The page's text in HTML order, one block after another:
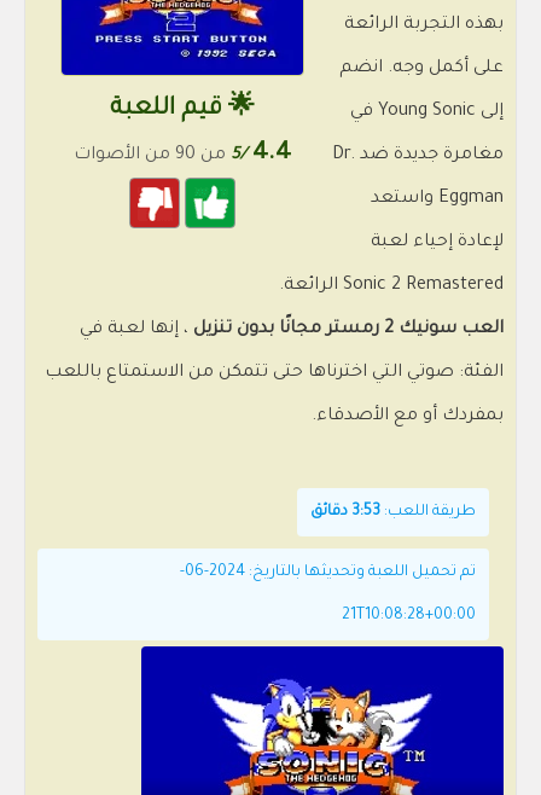
🌟 قيم اللعبة
4.4
/5 من 90 من الأصوات
بهذه التجربة الرائعة
على أكمل وجه. انضم
إلى Young Sonic في
مغامرة جديدة ضد Dr.
Eggman واستعد
لإعادة إحياء لعبة
Sonic 2 Remastered الرائعة.
العب سونيك 2 رمستر مجانًا بدون تنزيل ، إنها لعبة في
الفئة: صوتي التي اخترناها حتى تتمكن من الاستمتاع باللعب
بمفردك أو مع الأصدقاء.
طريقة اللعب: 3:53 دقائق
تم تحميل اللعبة وتحديثها بالتاريخ: 2024-06-
21T10:08:28+00:00